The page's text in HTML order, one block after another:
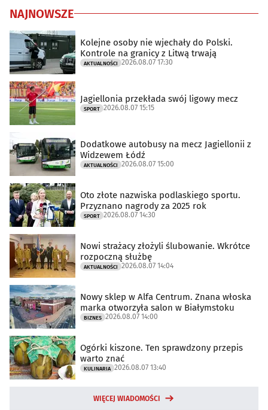
NAJNOWSZE
Kolejne osoby nie wjechały do Polski.
Kontrole na granicy z Litwą trwają
AKTUALNOŚCI 2026.08.07 17:30
Jagiellonia przekłada swój ligowy mecz
SPORT 2026.08.07 15:15
Dodatkowe autobusy na mecz Jagiellonii z
Widzewem Łódź
AKTUALNOŚCI 2026.08.07 15:00
Oto złote nazwiska podlaskiego sportu.
Przyznano nagrody za 2025 rok
SPORT 2026.08.07 14:30
Nowi strażacy złożyli ślubowanie. Wkrótce
rozpoczną służbę
AKTUALNOŚCI 2026.08.07 14:04
Nowy sklep w Alfa Centrum. Znana włoska
marka otworzyła salon w Białymstoku
BIZNES 2026.08.07 14:00
Ogórki kiszone. Ten sprawdzony przepis
warto znać
KULINARIA 2026.08.07 13:40
WIĘCEJ WIADOMOŚCI